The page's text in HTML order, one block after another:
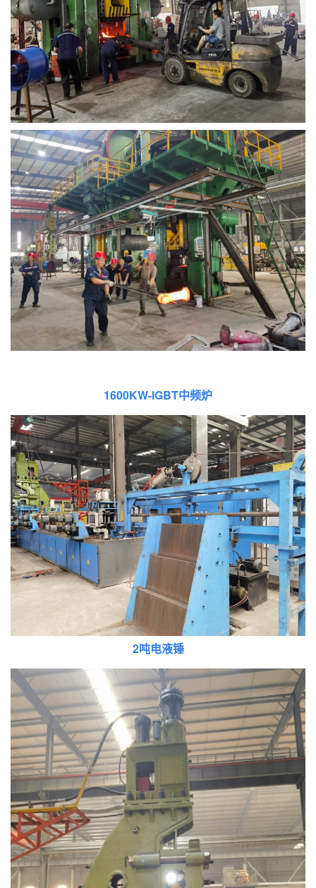
1600KW-IGBT中频炉
2吨电液锤